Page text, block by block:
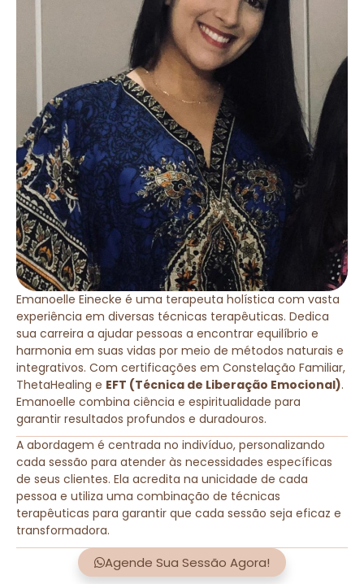
Emanoelle Einecke é uma terapeuta holística com vasta
experiência em diversas técnicas terapêuticas. Dedica
sua carreira a ajudar pessoas a encontrar equilíbrio e
harmonia em suas vidas por meio de métodos naturais e
integrativos. Com certificações em Constelação Familiar,
ThetaHealing e EFT (Técnica de Liberação Emocional).
Emanoelle combina ciência e espiritualidade para
garantir resultados profundos e duradouros.
A abordagem é centrada no indivíduo, personalizando
cada sessão para atender às necessidades específicas
de seus clientes. Ela acredita na unicidade de cada
pessoa e utiliza uma combinação de técnicas
terapêuticas para garantir que cada sessão seja eficaz e
transformadora.
Agende Sua Sessão Agora!